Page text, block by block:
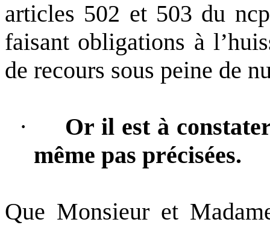
articles 502 et 503 du
faisant obligations à
de recours sous peine de
·
Or il est à
même pas précisées.
Que Monsieur et